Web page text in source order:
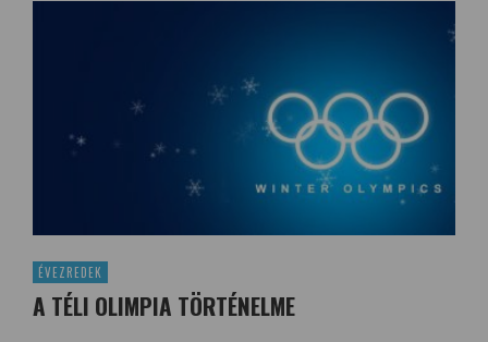
ÉVEZREDEK
A TÉLI OLIMPIA TÖRTÉNELME